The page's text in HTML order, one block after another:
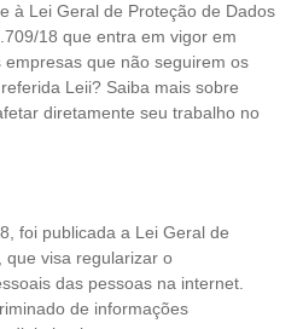
à Lei Geral de Proteção de Dados
18 que entra em vigor em
que não seguirem os
Leii? Saiba mais sobre
diretamente seu trabalho no
foi publicada a Lei Geral de
que visa regularizar o
das pessoas na internet.
de informações